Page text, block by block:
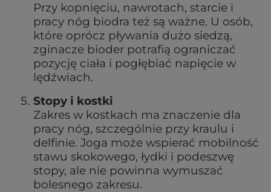
Przy kopnięciu, nawrotach, starcie i
pracy nóg biodra też są ważne. U osób,
które oprócz pływania dużo siedzą,
zginacze bioder potrafią ograniczać
pozycję ciała i pogłębiać napięcie w
lędźwiach.
Stopy i kostki
Zakres w kostkach ma znaczenie dla
pracy nóg, szczególnie przy kraulu i
delfinie. Joga może wspierać mobilność
stawu skokowego, łydki i podeszwę
stopy, ale nie powinna wymuszać
bolesnego zakresu.